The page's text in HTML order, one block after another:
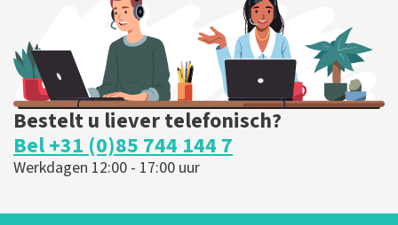
BESTEL NU
Bestelt u liever telefonisch?
Bel +31 (0)85 744 144 7
Werkdagen 12:00 - 17:00 uur